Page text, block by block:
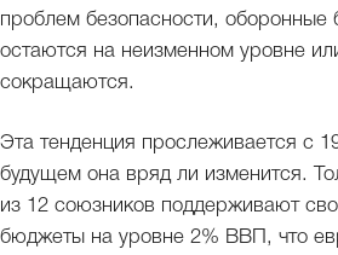
проблем безопасности,
остаются на неизменном уровне
сокращаются.
Эта тенденция прослеживается с
будущем она вряд ли изменится.
из 12 союзников поддерживают
бюджеты на уровне 2% ВВП, что